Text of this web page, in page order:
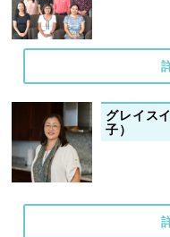
グレイス
子）